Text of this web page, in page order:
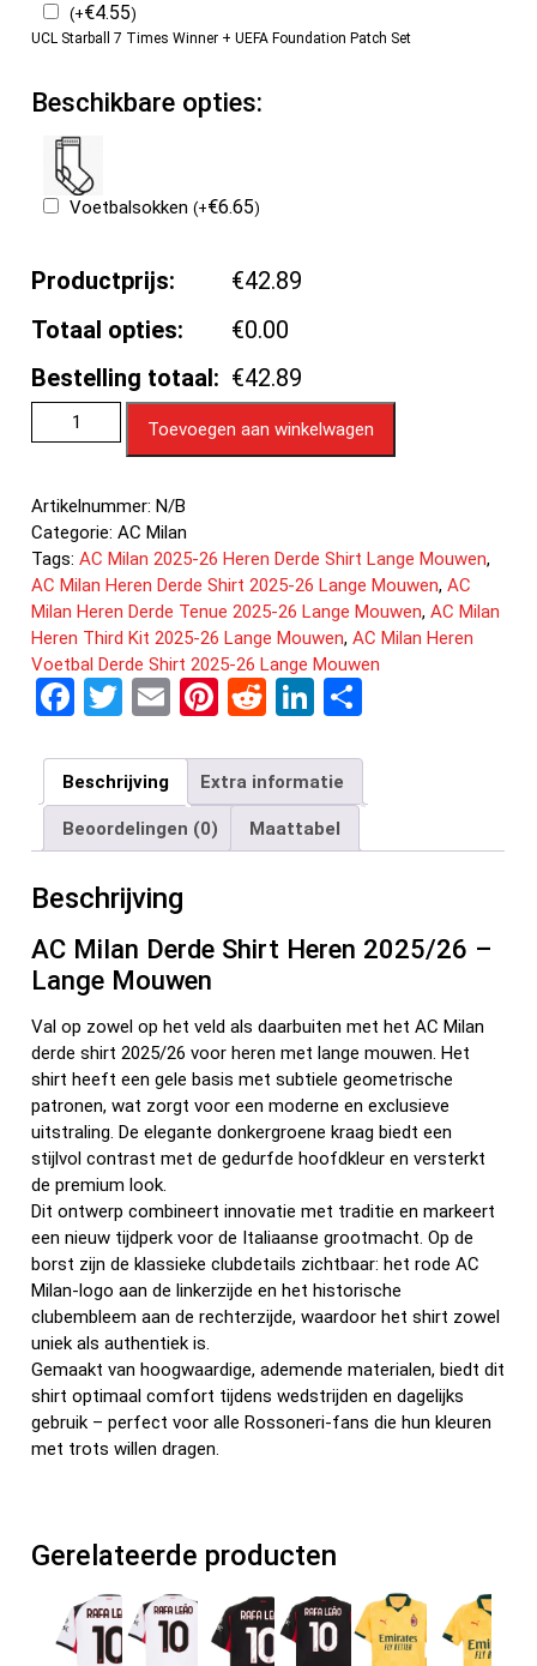
(+€4.55)
UCL Starball 7 Times Winner + UEFA Foundation Patch Set
Beschikbare opties:
Voetbalsokken(+€6.65)
Productprijs:
€42.89
Totaal opties:
€0.00
Bestelling totaal: €42.89
Toevoegen aan winkelwagen
Artikelnummer: N/B
Categorie:AC Milan
Tags:AC Milan 2025-26 Heren Derde Shirt Lange Mouwen,
AC Milan Heren Derde Shirt 2025-26 Lange Mouwen,AC
Milan Heren Derde Tenue 2025-26 Lange Mouwen,AC Milan
Heren Third Kit 2025-26 Lange Mouwen,AC Milan Heren
Voetbal Derde Shirt 2025-26 Lange Mouwen
F
ce
b
o
o
k
T
tt
er
E
ail
Pi
er
es
t
R
d
di
t
Li
ke
dI
n
e
n
Beschrijving Extra informatie
Beoordelingen (0) Maattabel
Beschrijving
AC Milan Derde Shirt Heren 2025/26 –
Lange Mouwen
Val op zowel op het veld als daarbuiten met het AC Milan
derde shirt 2025/26 voor heren met lange mouwen. Het
shirt heeft een gele basis met subtiele geometrische
patronen, wat zorgt voor een moderne en exclusieve
uitstraling. De elegante donkergroene kraag biedt een
stijlvol contrast met de gedurfde hoofdkleur en versterkt
de premium look.
Dit ontwerp combineert innovatie met traditie en markeert
een nieuw tijdperk voor de Italiaanse grootmacht. Op de
borst zijn de klassieke clubdetails zichtbaar: het rode AC
Milan-logo aan de linkerzijde en het historische
clubembleem aan de rechterzijde, waardoor het shirt zowel
uniek als authentiek is.
Gemaakt van hoogwaardige, ademende materialen, biedt dit
shirt optimaal comfort tijdens wedstrijden en dagelijks
gebruik – perfect voor alle Rossoneri-fans die hun kleuren
met trots willen dragen.
Gerelateerde producten